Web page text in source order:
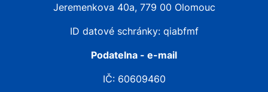
Jeremenkova 40a, 779 00 Olomouc
ID datové schránky: qiabfmf
Podatelna - e-mail
IČ: 60609460